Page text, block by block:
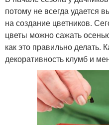
потому не всегда удается
на создание цветников.
цветы можно сажать
как это правильно делать.
декоративность клумб и